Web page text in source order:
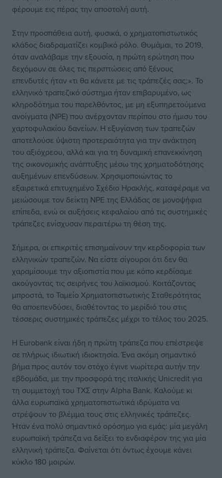
φέρουμε εις πέρας την αποστολή αυτή.
Στην προσπάθεια αυτή, φυσικά, ο χρηματοπιστωτικός
κλάδος διαδραματίζει κομβικό ρόλο. Θυμάμαι, το 2019,
όταν αναλάβαμε την εξουσία, η πρώτη ερώτηση που
δεχόμουν σε όλες τις περιπτώσεις από ξένους
επενδυτές ήταν «τι θα κάνετε με τις τράπεζές σας;». Το
ελληνικό τραπεζικό σύστημα ήταν επιβαρυμένο, ως
κληροδότημα του παρελθόντος, με μη εξυπηρετούμενα
ανοίγματα (NPE) που ανέρχονταν περίπου στο ήμισυ του
χαρτοφυλακίου δανείων. Η εξυγίανση των τραπεζών
αποτελούσε ύψιστη προτεραιότητα για την ανάκτηση
του αξιόχρεου, αλλά και για τη δυναμική επανεκκίνηση
της οικονομικής ανάπτυξης μέσω της χρηματοδότησης
αυξημένων επενδύσεων. Χρησιμοποιώντας το
εξαιρετικά επιτυχημένο Σχέδιο Ηρακλής, καταφέραμε να
μειώσουμε τον δείκτη NPE της Ελλάδας σε μονοψήφια
επίπεδα, ενώ οι αυξήσεις κεφαλαίου από τις συστημικές
τράπεζες ενίσχυσαν περαιτέρω τη θέση της.
Σήμερα, οι επικριτές επισημαίνουν την κερδοφορία των
ελληνικών τραπεζών. Να είστε σίγουροι ότι δεν θα
χαραμίσουμε την αξιοπιστία που με κόπο κερδίσαμε
ακούγοντας τις σειρήνες του λαϊκισμού. Κοιτάζοντας
μπροστά, το Ταμείο Χρηματοπιστωτικής Σταθερότητας
θα αποεπενδύσει, διαθέτοντας το μερίδιό του στις
τέσσερις συστημικές τράπεζες μέχρι το τέλος του 2025.
Η Eurobank είναι ήδη η πρώτη τράπεζα που επέστρεψε
σε πλήρως ιδιωτική ιδιοκτησία. Ένα ακόμη σημαντικό
βήμα προς αυτόν τον στόχο έγινε νωρίτερα αυτήν την
εβδομάδα, με την προσφορά της ιταλικής Unicredit για
τη συμμετοχή του ΤΧΣ στην Alpha Bank. Καλούμε κι
άλλα ευρωπαϊκά χρηματοπιστωτικά ιδρύματα να
στρέψουν το βλέμμα τους στις ελληνικές τράπεζες.
Ήταν ένα πολύ σημαντικό ορόσημο για εμάς: μία μεγάλη
ευρωπαϊκή τράπεζα να δείξει το ενδιαφέρον της για μία
ελληνική τράπεζα. Φαίνεται ότι όντως έχουμε κάνει
κύκλο 180 μοιρών.